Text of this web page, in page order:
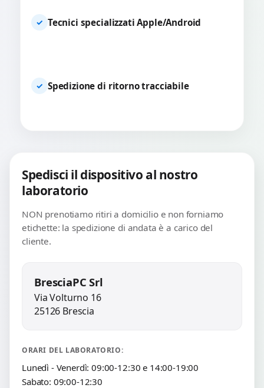
✓ Tecnici specializzati Apple/Android
✓ Spedizione di ritorno tracciabile
Spedisci il dispositivo al nostro
laboratorio
NON prenotiamo ritiri a domicilio e non forniamo
etichette: la spedizione di andata è a carico del
cliente.
BresciaPC Srl
Via Volturno 16
25126 Brescia
ORARI DEL LABORATORIO:
Lunedì - Venerdì: 09:00-12:30 e 14:00-19:00
Sabato: 09:00-12:30